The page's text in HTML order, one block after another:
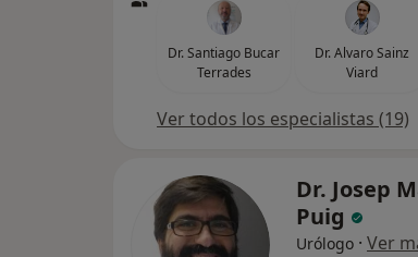
Dr. Santiago Bucar
Terrades
Dr. Alvaro Sainz
Viard
Ver todos los especialistas (19)
Dr. Josep
Puig
Urólogo · Ver